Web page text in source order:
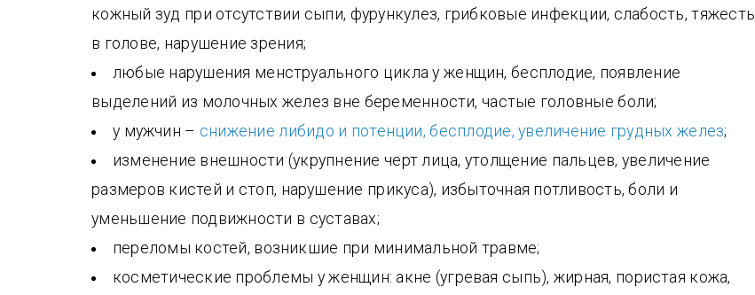
кожный зуд при отсутствии сыпи, фурункулез, грибковые инфекции, слабость, тяжесть
в голове, нарушение зрения;
любые нарушения менструального цикла у женщин, бесплодие, появление
выделений из молочных желез вне беременности, частые головные боли;
у мужчин – снижение либидо и потенции, бесплодие, увеличение грудных желез;
изменение внешности (укрупнение черт лица, утолщение пальцев, увеличение
размеров кистей и стоп, нарушение прикуса), избыточная потливость, боли и
уменьшение подвижности в суставах;
переломы костей, возникшие при минимальной травме;
косметические проблемы у женщин: акне (угревая сыпь), жирная, пористая кожа,